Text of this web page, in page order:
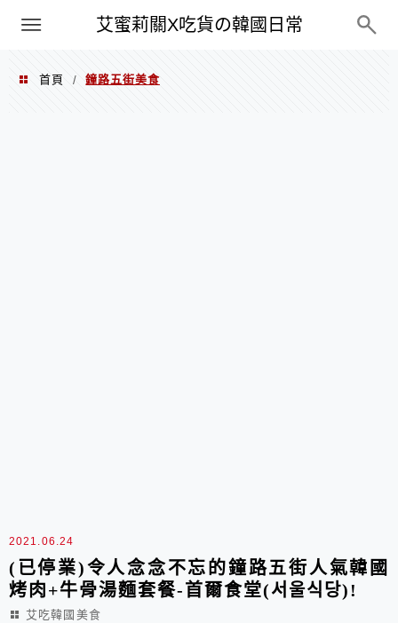
艾蜜莉關X吃貨の韓國日常
PXN
首頁 / 鐘路五街美食
2021.06.24
(已停業)令人念念不忘的鐘路五街人氣韓國
烤肉+牛骨湯麵套餐-首爾食堂(서울식당)!
艾吃韓國美食